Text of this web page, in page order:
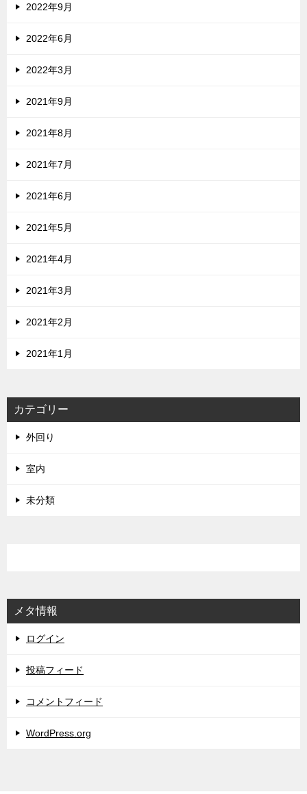
2022年9月
2022年6月
2022年3月
2021年9月
2021年8月
2021年7月
2021年6月
2021年5月
2021年4月
2021年3月
2021年2月
2021年1月
カテゴリー
外回り
室内
未分類
メタ情報
ログイン
投稿フィード
コメントフィード
WordPress.org